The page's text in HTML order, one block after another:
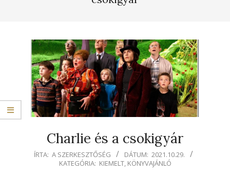
Charlie és a csokigyár
2021-
ÍRTA: A SZERKESZTŐSÉG DÁTUM: 2021.10.29.
KATEGÓRIA: KIEMELT, KÖNYVAJÁNLÓ